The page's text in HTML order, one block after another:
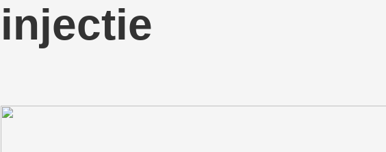
injectie